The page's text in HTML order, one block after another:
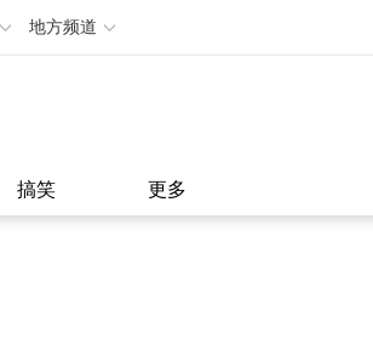
地方频道
搞笑 更多